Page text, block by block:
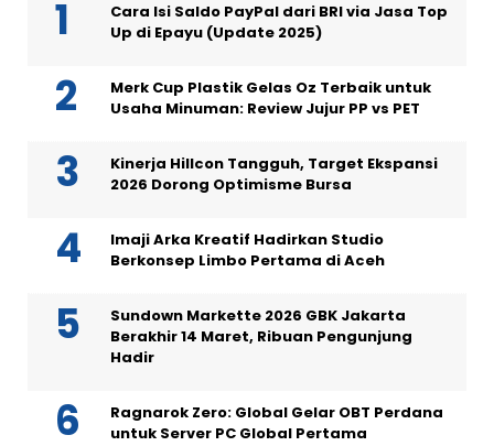
Cara Isi Saldo PayPal dari BRI via Jasa Top
Up di Epayu (Update 2025)
Merk Cup Plastik Gelas Oz Terbaik untuk
Usaha Minuman: Review Jujur PP vs PET
Kinerja Hillcon Tangguh, Target Ekspansi
2026 Dorong Optimisme Bursa
Imaji Arka Kreatif Hadirkan Studio
Berkonsep Limbo Pertama di Aceh
Sundown Markette 2026 GBK Jakarta
Berakhir 14 Maret, Ribuan Pengunjung
Hadir
Ragnarok Zero: Global Gelar OBT Perdana
untuk Server PC Global Pertama